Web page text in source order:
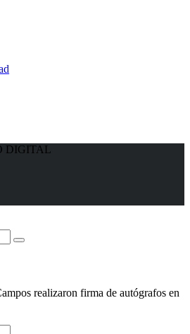
DIGITAL
realizaron firma de autógrafos en